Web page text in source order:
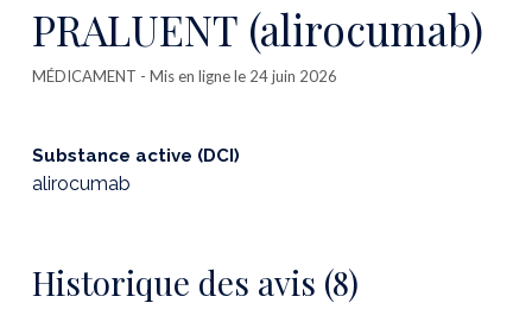
PRALUENT (alirocumab)
MÉDICAMENT - Mis en ligne le 24 juin 2026
Substance active (DCI)
alirocumab
Historique des avis (8)